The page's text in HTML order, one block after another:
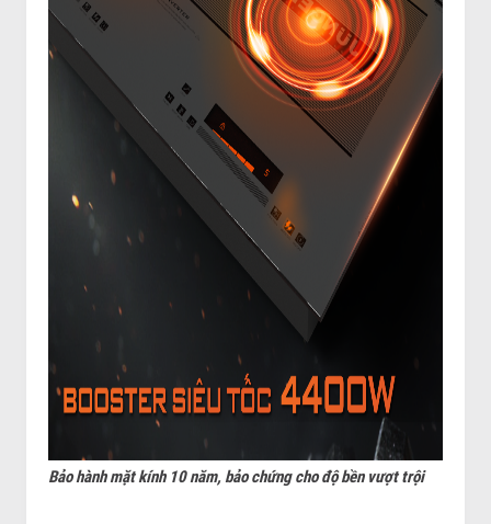
Bảo hành mặt kính 10 năm, bảo chứng cho độ bền vượt trội